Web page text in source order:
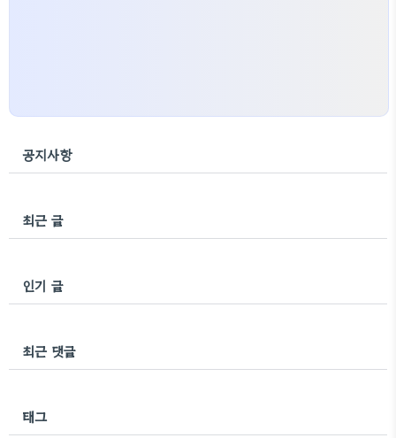
공지사항
최근 글
인기 글
최근 댓글
태그